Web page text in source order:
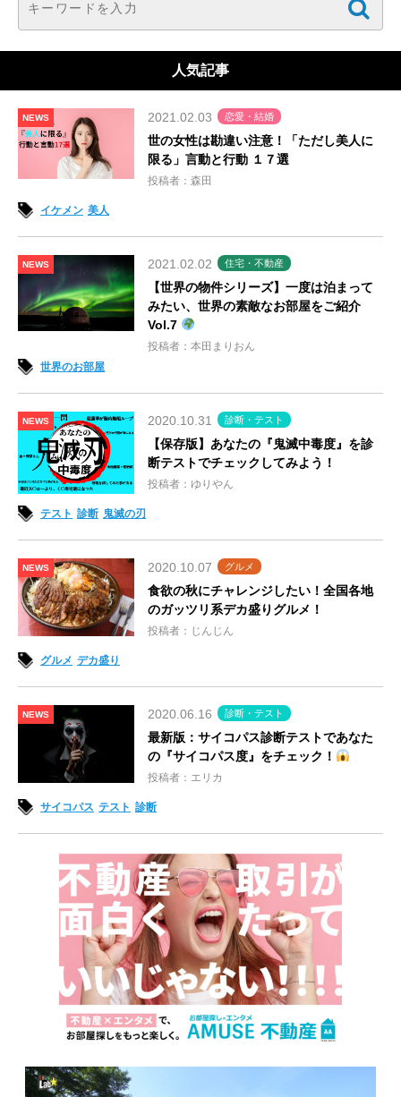
人気記事
NEWS 2021.02.03 恋愛・結婚
世の女性は勘違い注意！「ただし美人に
限る」言動と行動 １７選
投稿者：森田
イケメン 美人
NEWS 2021.02.02 住宅・不動産
【世界の物件シリーズ】一度は泊まって
みたい、世界の素敵なお部屋をご紹介
Vol.7
投稿者：本田まりおん
世界のお部屋
NEWS 2020.10.31 診断・テスト
【保存版】あなたの『鬼滅中毒度』を診
断テストでチェックしてみよう！
投稿者：ゆりやん
テスト 診断 鬼滅の刃
NEWS 2020.10.07 グルメ
食欲の秋にチャレンジしたい！全国各地
のガッツリ系デカ盛りグルメ！
投稿者：じんじん
グルメ デカ盛り
NEWS 2020.06.16 診断・テスト
最新版：サイコパス診断テストであなた
の『サイコパス度』をチェック！
投稿者：エリカ
サイコパス テスト 診断